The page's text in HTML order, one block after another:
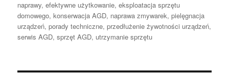
naprawy,efektywne użytkowanie,eksploatacja sprzętu
domowego,konserwacja AGD, naprawa zmywarek,pielęgnacja
urządzeń,porady techniczne,przedłużenie żywotności urządzeń,
serwis AGD,sprzęt AGD, utrzymanie sprzętu